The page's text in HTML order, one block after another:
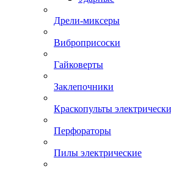
Дрели-миксеры
Виброприсоски
Гайковерты
Заклепочники
Краскопульты
Перфораторы
Пилы электрические